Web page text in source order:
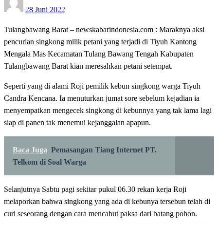
on
28 Juni 2022
Tulangbawang Barat – newskabarindonesia.com : Maraknya aksi
pencurian singkong milik petani yang terjadi di Tiyuh Kantong
Mengala Mas Kecamatan Tulang Bawang Tengah Kabupaten
Tulangbawang Barat kian meresahkan petani setempat.
Seperti yang di alami Roji pemilik kebun singkong warga Tiyuh
Candra Kencana. Ia menuturkan jumat sore sebelum kejadian ia
menyempatkan mengecek singkong di kebunnya yang tak lama lagi
siap di panen tak menemui kejanggalan apapun.
Baca Juga Pemasangan Tiang Internet PT.
Telkom di Soal Warga
Selanjutnya Sabtu pagi sekitar pukul 06.30 rekan kerja Roji
melaporkan bahwa singkong yang ada di kebunya tersebun telah di
curi seseorang dengan cara mencabut paksa dari batang pohon.